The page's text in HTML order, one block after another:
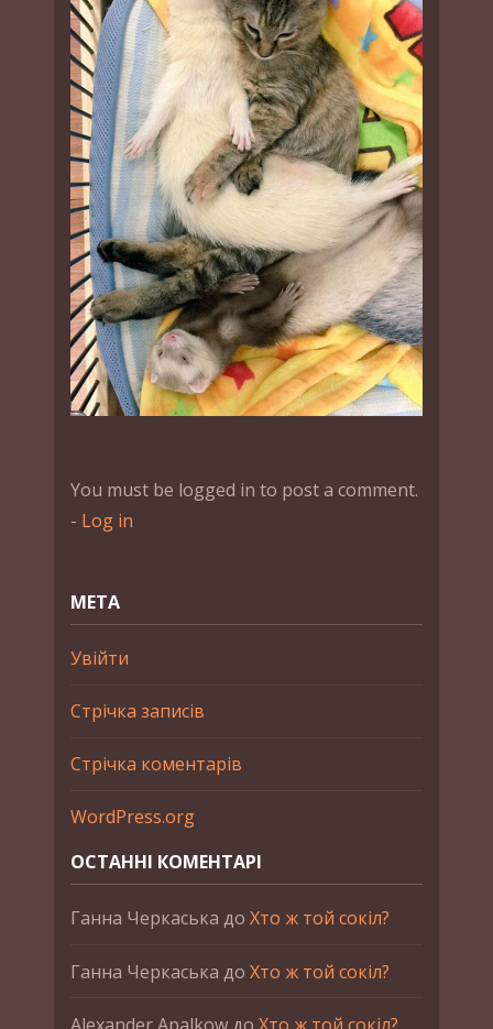
You must be logged in to post a comment.
- Log in
МЕТА
Увійти
Стрічка записів
Стрічка коментарів
WordPress.org
ОСТАННІ КОМЕНТАРІ
Ганна Черкаська до Хто ж той сокіл?
Ганна Черкаська до Хто ж той сокіл?